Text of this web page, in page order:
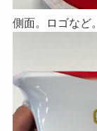
側面。ロゴなど。